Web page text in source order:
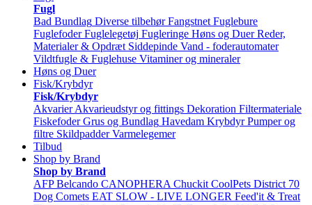
Fugl
Bad Bundlag Diverse tilbehør Fangstnet Fuglebure
Fuglefoder Fuglelegetøj Fugleringe Høns og Duer Reder,
Materialer & Opdræt Siddepinde Vand - foderautomater
Vildtfugle & Fuglehuse Vitaminer og mineraler
Høns og Duer
Fisk/Krybdyr
Fisk/Krybdyr
Akvarier Akvarieudstyr og fittings Dekoration Filtermateriale
Fiskefoder Grus og Bundlag Havedam Krybdyr Pumper og
filtre Skildpadder Varmelegemer
Tilbud
Shop by Brand
Shop by Brand
AFP Belcando CANOPHERA Chuckit CoolPets District 70
Dog Comets EAT SLOW - LIVE LONGER Feed'it & Treat